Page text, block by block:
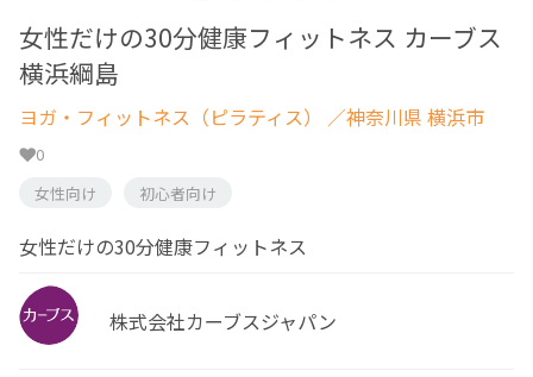
女性だけの30分健康フィットネス カーブス
横浜綱島
ヨガ・フィットネス（ピラティス） ／神奈川県 横浜市
0
女性向け
初心者向け
女性だけの30分健康フィットネス
株式会社カーブスジャパン